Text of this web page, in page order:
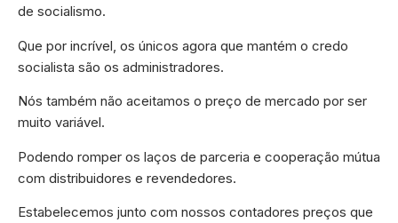
de socialismo.
Que por incrível, os únicos agora que mantém o credo
socialista são os administradores.
Nós também não aceitamos o preço de mercado por ser
muito variável.
Podendo romper os laços de parceria e cooperação mútua
com distribuidores e revendedores.
Estabelecemos junto com nossos contadores preços que